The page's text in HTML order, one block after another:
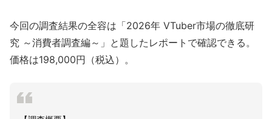
今回の調査結果の全容は「2026年 VTuber市場の徹底研
究 ～消費者調査編～」と題したレポートで確認できる。
価格は198,000円（税込）。